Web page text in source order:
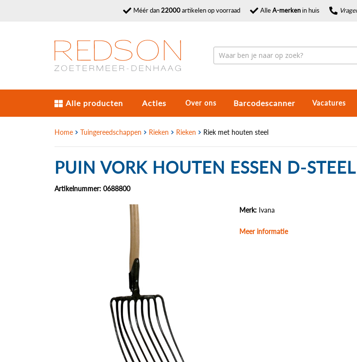
Méér dan22000artikelen op voorraad AlleA-merkenin huis
Alle producten Acties Over ons Barcodescanner Vacatures
Home Tuingereedschappen Rieken Rieken Riek met houten steel
PUIN VORK HOUTEN ESSEN D-
Artikelnummer: 0688800
Merk:Ivana
Meer informatie